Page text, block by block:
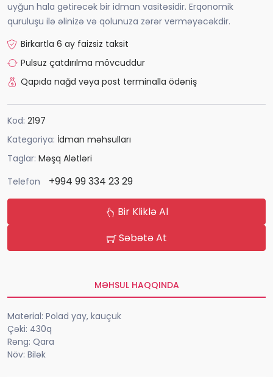
uyğun hala gətirəcək bir idman vasitəsidir. Erqonomik
quruluşu ilə əlinizə və qolunuza zərər verməyəcəkdir.
Birkartla 6 ay faizsiz taksit
Pulsuz çatdırılma mövcuddur
Qapıda nağd vəya post terminalla ödəniş
Kod: 2197
Kategoriya: İdman məhsulları
Taglar: Məşq Alətləri
Telefon
+994 99 334 23 29
Bir Kliklə Al
Səbətə At
MƏHSUL HAQQINDA
Material: Polad yay, kauçuk
Çəki: 430q
Rəng: Qara
Növ: Bilək